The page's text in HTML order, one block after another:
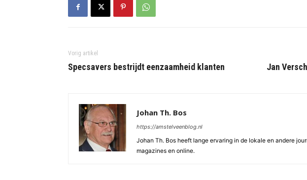
Vorig artikel
Specsavers bestrijdt eenzaamheid klanten Jan
Johan Th. Bos
https://amstelveenblog.nl
Johan Th. Bos heeft lange ervaring in de lokale en andere
magazines en online.